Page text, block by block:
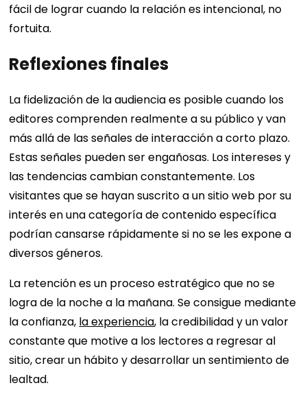
fácil de lograr cuando la relación es intencional, no
fortuita.
Reflexiones finales
La fidelización de la audiencia es posible cuando los
editores comprenden realmente a su público y van
más allá de las señales de interacción a corto plazo.
Estas señales pueden ser engañosas. Los intereses y
las tendencias cambian constantemente. Los
visitantes que se hayan suscrito a un sitio web por su
interés en una categoría de contenido específica
podrían cansarse rápidamente si no se les expone a
diversos géneros.
La retención es un proceso estratégico que no se
logra de la noche a la mañana. Se consigue mediante
la confianza, la experiencia, la credibilidad y un valor
constante que motive a los lectores a regresar al
sitio, crear un hábito y desarrollar un sentimiento de
lealtad.